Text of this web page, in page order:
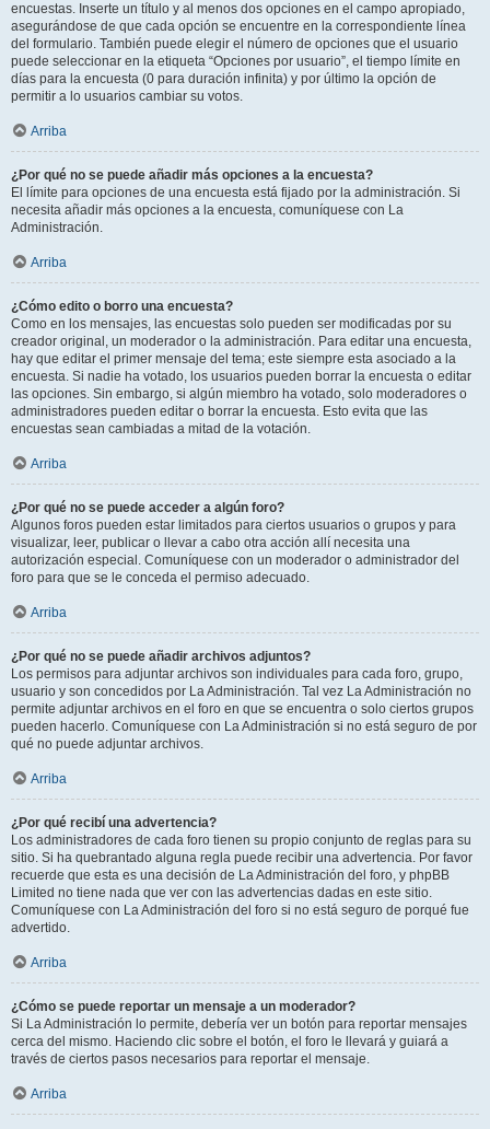
encuestas. Inserte un título y al menos dos opciones en el campo apropiado,
asegurándose de que cada opción se encuentre en la correspondiente línea
del formulario. También puede elegir el número de opciones que el usuario
puede seleccionar en la etiqueta “Opciones por usuario”, el tiempo límite en
días para la encuesta (0 para duración infinita) y por último la opción de
permitir a lo usuarios cambiar su votos.
Arriba
¿Por qué no se puede añadir más opciones a la encuesta?
El límite para opciones de una encuesta está fijado por la administración. Si
necesita añadir más opciones a la encuesta, comuníquese con La
Administración.
Arriba
¿Cómo edito o borro una encuesta?
Como en los mensajes, las encuestas solo pueden ser modificadas por su
creador original, un moderador o la administración. Para editar una encuesta,
hay que editar el primer mensaje del tema; este siempre esta asociado a la
encuesta. Si nadie ha votado, los usuarios pueden borrar la encuesta o editar
las opciones. Sin embargo, si algún miembro ha votado, solo moderadores o
administradores pueden editar o borrar la encuesta. Esto evita que las
encuestas sean cambiadas a mitad de la votación.
Arriba
¿Por qué no se puede acceder a algún foro?
Algunos foros pueden estar limitados para ciertos usuarios o grupos y para
visualizar, leer, publicar o llevar a cabo otra acción allí necesita una
autorización especial. Comuníquese con un moderador o administrador del
foro para que se le conceda el permiso adecuado.
Arriba
¿Por qué no se puede añadir archivos adjuntos?
Los permisos para adjuntar archivos son individuales para cada foro, grupo,
usuario y son concedidos por La Administración. Tal vez La Administración no
permite adjuntar archivos en el foro en que se encuentra o solo ciertos grupos
pueden hacerlo. Comuníquese con La Administración si no está seguro de por
qué no puede adjuntar archivos.
Arriba
¿Por qué recibí una advertencia?
Los administradores de cada foro tienen su propio conjunto de reglas para su
sitio. Si ha quebrantado alguna regla puede recibir una advertencia. Por favor
recuerde que esta es una decisión de La Administración del foro, y phpBB
Limited no tiene nada que ver con las advertencias dadas en este sitio.
Comuníquese con La Administración del foro si no está seguro de porqué fue
advertido.
Arriba
¿Cómo se puede reportar un mensaje a un moderador?
Si La Administración lo permite, debería ver un botón para reportar mensajes
cerca del mismo. Haciendo clic sobre el botón, el foro le llevará y guiará a
través de ciertos pasos necesarios para reportar el mensaje.
Arriba